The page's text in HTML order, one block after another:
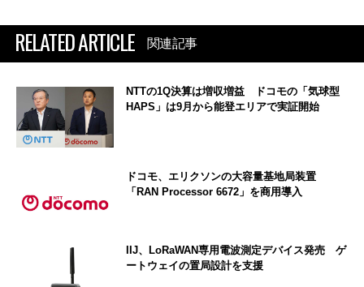
RELATED ARTICLE 関連記事
NTTの1Q決算は増収増益 ドコモの「気球型
HAPS」は9月から能登エリアで実証開始
ドコモ、エリクソンの大容量基地局装置
「RAN Processor 6672」を商用導入
IIJ、LoRaWAN専用電波測定デバイス発売 ゲ
ートウェイの置局設計を支援